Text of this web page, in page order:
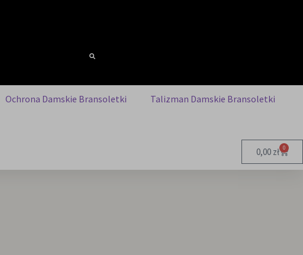
Ochrona Damskie Bransoletki Talizman Damskie Bransoletki
0,00 zł 0